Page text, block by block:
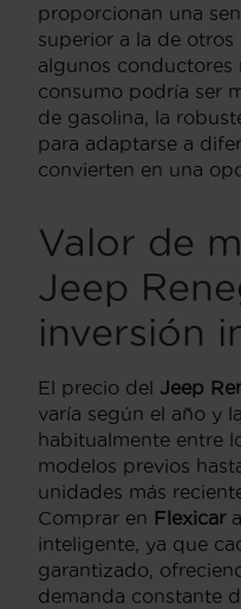
proporcionan una
superior a la de
algunos conductores
consumo podría ser
de gasolina, la
para adaptarse a
convierten en una
Valor de
Jeep
inversión
El precio del Jeep
varía según el año y
habitualmente entre
modelos previos
unidades más
Comprar en Flexicar
inteligente, ya que
garantizado,
demanda constante